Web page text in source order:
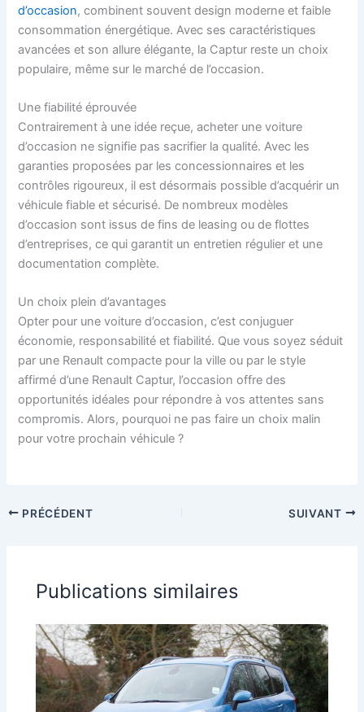
d’occasion, combinent souvent design moderne et faible
consommation énergétique. Avec ses caractéristiques
avancées et son allure élégante, la Captur reste un choix
populaire, même sur le marché de l’occasion.
Une fiabilité éprouvée
Contrairement à une idée reçue, acheter une voiture
d’occasion ne signifie pas sacrifier la qualité. Avec les
garanties proposées par les concessionnaires et les
contrôles rigoureux, il est désormais possible d’acquérir un
véhicule fiable et sécurisé. De nombreux modèles
d’occasion sont issus de fins de leasing ou de flottes
d’entreprises, ce qui garantit un entretien régulier et une
documentation complète.
Un choix plein d’avantages
Opter pour une voiture d’occasion, c’est conjuguer
économie, responsabilité et fiabilité. Que vous soyez séduit
par une Renault compacte pour la ville ou par le style
affirmé d’une Renault Captur, l’occasion offre des
opportunités idéales pour répondre à vos attentes sans
compromis. Alors, pourquoi ne pas faire un choix malin
pour votre prochain véhicule ?
PRÉCÉDENT SUIVANT
Publications similaires